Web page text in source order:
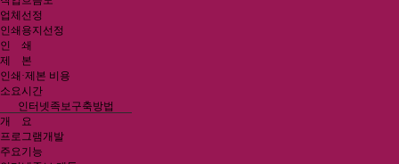
업체선정
인쇄용지선정
인 쇄
제 본
인쇄·제본 비용
소요시간
인터넷족보구축방법
개 요
프로그램개발
주요기능